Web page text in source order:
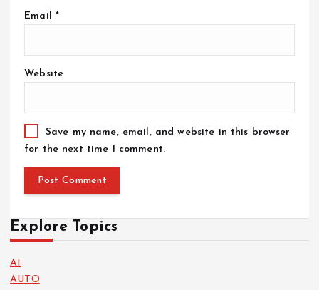
Email *
Website
Save my name, email, and website in this browser
for the next time I comment.
Explore Topics
AI
AUTO